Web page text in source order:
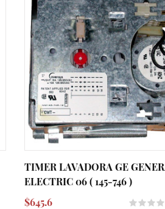
TIMER LAVADORA GE
ELECTRIC 06 ( 145-746 )
$645.6